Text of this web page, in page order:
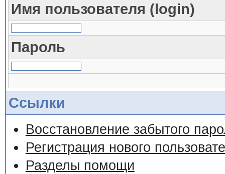
Имя пользователя (login)
Пароль
Ссылки
Восстановление забытого
Регистрация нового
Разделы помощи